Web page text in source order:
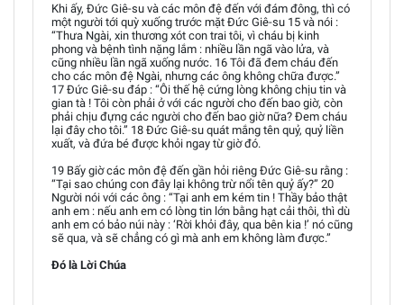
Khi ấy, Đức Giê-su và các môn đệ đến với đám đông, thì có
một người tới quỳ xuống trước mặt Đức Giê-su 15 và nói :
“Thưa Ngài, xin thương xót con trai tôi, vì cháu bị kinh
phong và bệnh tình nặng lắm : nhiều lần ngã vào lửa, và
cũng nhiều lần ngã xuống nước. 16 Tôi đã đem cháu đến
cho các môn đệ Ngài, nhưng các ông không chữa được.”
17 Đức Giê-su đáp : “Ôi thế hệ cứng lòng không chịu tin và
gian tà ! Tôi còn phải ở với các người cho đến bao giờ, còn
phải chịu đựng các người cho đến bao giờ nữa? Đem cháu
lại đây cho tôi.” 18 Đức Giê-su quát mắng tên quỷ, quỷ liền
xuất, và đứa bé được khỏi ngay từ giờ đó.
19 Bấy giờ các môn đệ đến gần hỏi riêng Đức Giê-su rằng :
“Tại sao chúng con đây lại không trừ nổi tên quỷ ấy?” 20
Người nói với các ông : “Tại anh em kém tin ! Thầy bảo thật
anh em : nếu anh em có lòng tin lớn bằng hạt cải thôi, thì dù
anh em có bảo núi này : ‘Rời khỏi đây, qua bên kia !’ nó cũng
sẽ qua, và sẽ chẳng có gì mà anh em không làm được.”
Đó là Lời Chúa